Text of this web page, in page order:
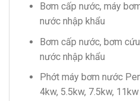
Bơm cấp nước, máy
nước nhập khẩu
Bơm cấp nước, bơm
nước nhập khẩu
Phớt máy bơm nước
4kw, 5.5kw, 7.5kw, 11kw